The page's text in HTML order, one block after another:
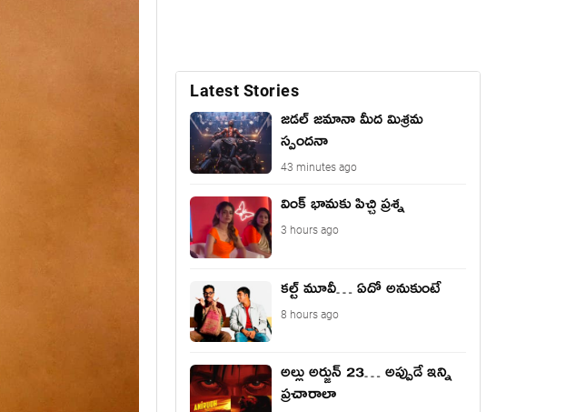
Latest Stories
జడల్ జమానా మీద మిశ్రమ
స్పందనా
43 minutes ago
వింక్ భామకు పిచ్చి ప్రశ్న
3 hours ago
కల్ట్ మూవీ… ఏదో అనుకుంటే
8 hours ago
అల్లు అర్జున్ 23… అప్పుడే ఇన్ని
ప్రచారాలా